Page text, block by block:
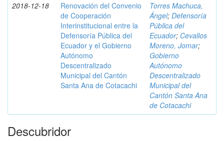
2018-12-18
Renovación del Convenio
de Cooperación
Interinstitucional entre la
Defensoría Pública del
Ecuador y el Gobierno
Autónomo
Descentralizado
Municipal del Cantón
Santa Ana de Cotacachi
Torres Machuca,
Ángel; Defensoría
Pública del
Ecuador; Cevallos
Moreno, Jomar;
Gobierno
Autónomo
Descentralizado
Municipal del
Cantón Santa Ana
de Cotacachi
Descubridor